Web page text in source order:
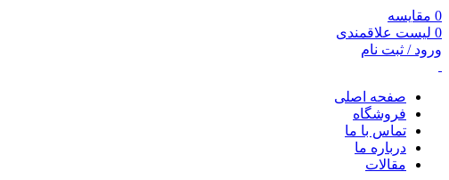
0 مقایسه
0 لیست علاقمندی
ورود / ثبت نام
صفحه اصلی
فروشگاه
تماس با ما
درباره ما
مقالات